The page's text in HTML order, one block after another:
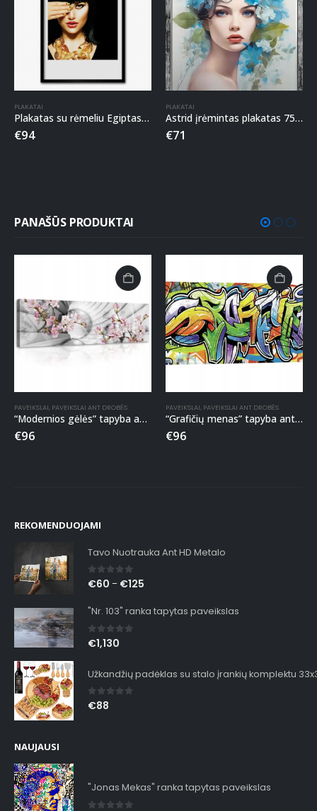
PLAKATAI
Plakatas su rėmeliu Egiptas 50x70cm
€94
PLAKATAI
Astrid įrėmintas plakatas 75x55cm
€71
PANAŠŪS PRODUKTAI
PAVEIKSLAI, PAVEIKSLAI ANT DROBĖS
“Modernios gėlės” tapyba ant drobės
€96
PAVEIKSLAI, PAVEIKSLAI ANT DROBĖS
“Grafičių menas” tapyba ant drobės
€96
REKOMENDUOJAMI
Tavo Nuotrauka Ant HD Metalo
0out of 5
€60 – €125
"Nr. 103" ranka tapytas paveikslas
0out of 5
€1,130
Užkandžių padėklas su stalo įrankių komplektu
0out of 5
€88
NAUJAUSI
"Jonas Mekas" ranka tapytas paveikslas